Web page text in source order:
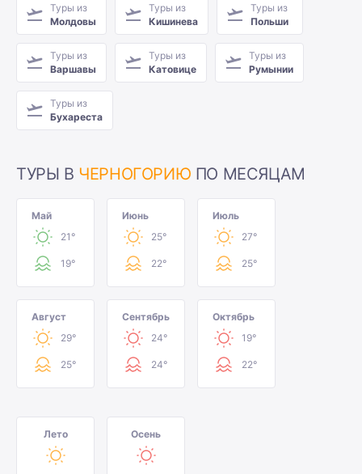
Туры из
Молдовы
Туры из
Кишинева
Туры из
Польши
Туры из
Варшавы
Туры из
Катовице
Туры из
Румынии
Туры из
Бухареста
ТУРЫ В ЧЕРНОГОРИЮ ПО МЕСЯЦАМ
Май
21°
19°
Июнь
25°
22°
Июль
27°
25°
Август
29°
25°
Сентябрь
24°
24°
Октябрь
19°
22°
Лето Осень